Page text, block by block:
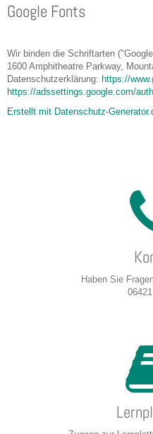
Google Fonts
Wir binden die Schriftarten
1600 Amphitheatre Parkway,
Datenschutzerklärung: https://
https://adssettings.google.com/
Erstellt mit Datenschutz-
Haben Sie